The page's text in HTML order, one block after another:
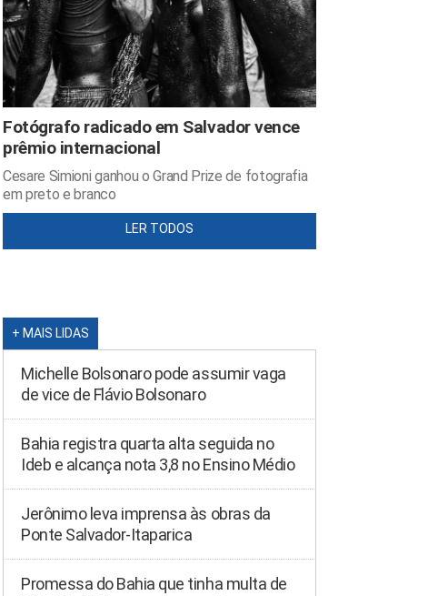
Fotógrafo radicado em Salvador vence
prêmio internacional
Cesare Simioni ganhou o Grand Prize de fotografia
em preto e branco
LER TODOS
+ MAIS LIDAS
Michelle Bolsonaro pode assumir vaga
de vice de Flávio Bolsonaro
Bahia registra quarta alta seguida no
Ideb e alcança nota 3,8 no Ensino Médio
Jerônimo leva imprensa às obras da
Ponte Salvador-Itaparica
Promessa do Bahia que tinha multa de